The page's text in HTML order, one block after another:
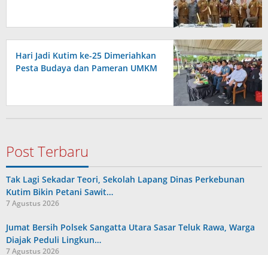
Hari Jadi Kutim ke-25 Dimeriahkan
Pesta Budaya dan Pameran UMKM
Post Terbaru
Tak Lagi Sekadar Teori, Sekolah Lapang Dinas Perkebunan
Kutim Bikin Petani Sawit…
7 Agustus 2026
Jumat Bersih Polsek Sangatta Utara Sasar Teluk Rawa, Warga
Diajak Peduli Lingkun…
7 Agustus 2026